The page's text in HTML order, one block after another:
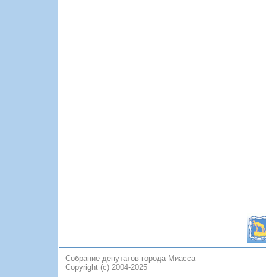
Собрание депутатов города Миасса
Copyright (c) 2004-2025